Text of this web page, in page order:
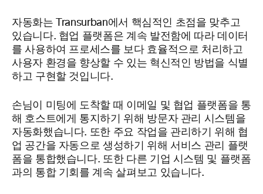
자동화는 Transurban에서 핵심적인 초점을 맞추고
있습니다. 협업 플랫폼은 계속 발전함에 따라 데이터
를 사용하여 프로세스를 보다 효율적으로 처리하고
사용자 환경을 향상할 수 있는 혁신적인 방법을 식별
하고 구현할 것입니다.
손님이 미팅에 도착할 때 이메일 및 협업 플랫폼을 통
해 호스트에게 통지하기 위해 방문자 관리 시스템을
자동화했습니다. 또한 주요 작업을 관리하기 위해 협
업 공간을 자동으로 생성하기 위해 서비스 관리 플랫
폼을 통합했습니다. 또한 다른 기업 시스템 및 플랫폼
과의 통합 기회를 계속 살펴보고 있습니다.